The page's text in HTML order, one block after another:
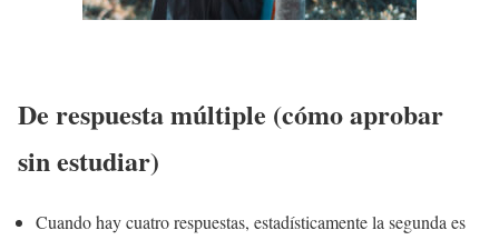
De respuesta múltiple (cómo aprobar
sin estudiar)
Cuando hay cuatro respuestas, estadísticamente la segunda es